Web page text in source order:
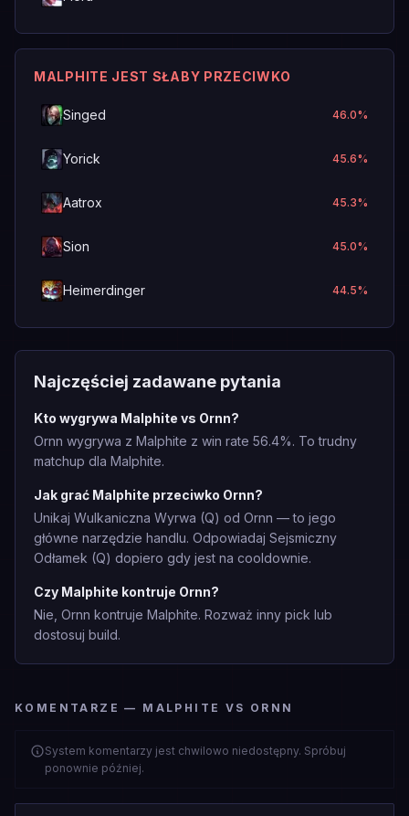
MALPHITE JEST SŁABY PRZECIWKO
Singed 46.0%
Yorick 45.6%
Aatrox 45.3%
Sion 45.0%
Heimerdinger 44.5%
Najczęściej zadawane pytania
Kto wygrywa Malphite vs Ornn?
Ornn wygrywa z Malphite z win rate 56.4%. To trudny
matchup dla Malphite.
Jak grać Malphite przeciwko Ornn?
Unikaj Wulkaniczna Wyrwa (Q) od Ornn — to jego
główne narzędzie handlu. Odpowiadaj Sejsmiczny
Odłamek (Q) dopiero gdy jest na cooldownie.
Czy Malphite kontruje Ornn?
Nie, Ornn kontruje Malphite. Rozważ inny pick lub
dostosuj build.
KOMENTARZE — MALPHITE VS ORNN
System komentarzy jest chwilowo niedostępny. Spróbuj
ponownie później.